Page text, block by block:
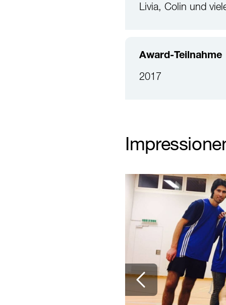
Livia, Colin und
Award-Teilnahme
2017